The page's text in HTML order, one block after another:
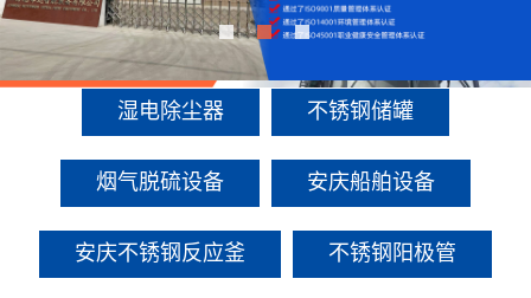
多年来诚信服务每一位客户，以至诚用心，缔造优良品质。
湿电除尘器 不锈钢储罐
烟气脱硫设备 安庆船舶设备
安庆不锈钢反应釜 不锈钢阳极管